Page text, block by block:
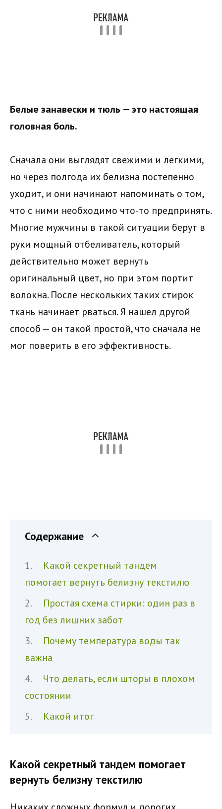
Белые занавески и тюль — это настоящая
головная боль.
Сначала они выглядят свежими и легкими,
но через полгода их белизна постепенно
уходит, и они начинают напоминать о том,
что с ними необходимо что-то предпринять.
Многие мужчины в такой ситуации берут в
руки мощный отбеливатель, который
действительно может вернуть
оригинальный цвет, но при этом портит
волокна. После нескольких таких стирок
ткань начинает рваться. Я нашел другой
способ — он такой простой, что сначала не
мог поверить в его эффективность.
Содержание
Какой секретный тандем
помогает вернуть белизну текстилю
Простая схема стирки: один раз в
год без лишних забот
Почему температура воды так
важна
Что делать, если шторы в плохом
состоянии
Какой итог
Какой секретный тандем помогает
вернуть белизну текстилю